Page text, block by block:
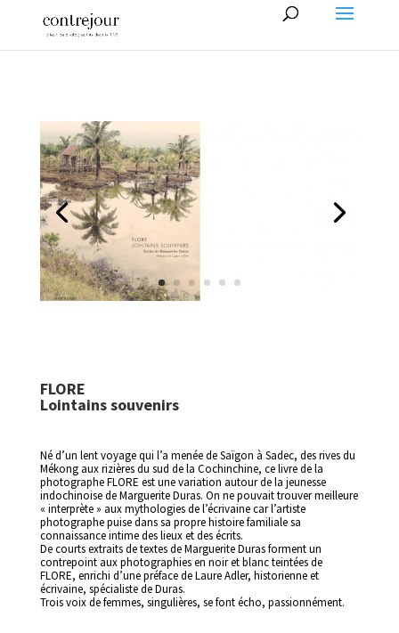
FLORE
Lointains souvenirs
Né d’un lent voyage qui l’a menée de Saïgon à Sadec, des rives du
Mékong aux rizières du sud de la Cochinchine, ce livre de la
photographe FLORE est une variation autour de la jeunesse
indochinoise de Marguerite Duras. On ne pouvait trouver meilleure
« interprète » aux mythologies de l’écrivaine car l’artiste
photographe puise dans sa propre histoire familiale sa
connaissance intime des lieux et des écrits.
De courts extraits de textes de Marguerite Duras forment un
contrepoint aux photographies en noir et blanc teintées de
FLORE, enrichi d’une préface de Laure Adler, historienne et
écrivaine, spécialiste de Duras.
Trois voix de femmes, singulières, se font écho, passionnément.